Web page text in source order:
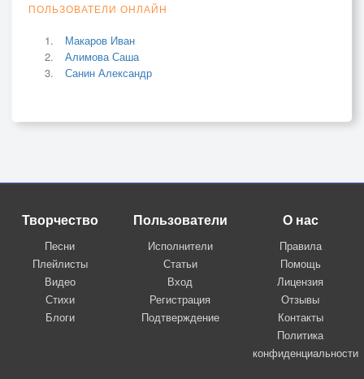
ПОЛЬЗОВАТЕЛИ ОНЛАЙН
Макаров Иван
Алимова Саша
Санин Александр
Творчество
Песни
Плейлисты
Видео
Стихи
Блоги
Пользователи
Исполнители
Статьи
Вход
Регистрация
Подтверждение
О нас
Правила
Помощь
Лицензия
Отзывы
Контакты
Политика
конфиденциальности